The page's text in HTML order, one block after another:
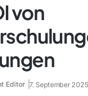
von
Editor 7. September 2025